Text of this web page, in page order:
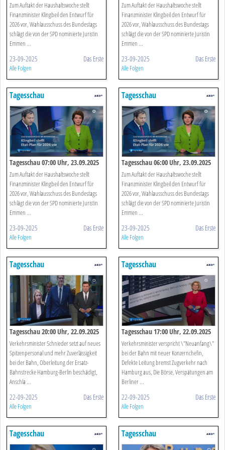
Zum Auftakt der Haushaltswoche stellt
Finanzminister Klingbeil den Entwurf für
2026 vor, Wahlausschuss des Bundestags
schlägt die von der SPD nominierte Juristin
Emmen ...
23-09-2025 Das Erste
Alle Folgen
Zum Auftakt der Haushaltswoche stellt
Finanzminister Klingbeil den Entwurf für
2026 vor, Wahlausschuss des Bundestags
schlägt die von der SPD nominierte Juristin
Emmen ...
23-09-2025 Das Erste
Alle Folgen
Tagesschau
Tagesschau 07:00 Uhr, 23.09.2025
Zum Auftakt der Haushaltswoche stellt
Finanzminister Klingbeil den Entwurf für
2026 vor, Wahlausschuss des Bundestags
schlägt die von der SPD nominierte Juristin
Emmen ...
23-09-2025 Das Erste
Alle Folgen
Tagesschau
Tagesschau 06:00 Uhr, 23.09.2025
Zum Auftakt der Haushaltswoche stellt
Finanzminister Klingbeil den Entwurf für
2026 vor, Wahlausschuss des Bundestags
schlägt die von der SPD nominierte Juristin
Emmen ...
23-09-2025 Das Erste
Alle Folgen
Tagesschau
Tagesschau 20:00 Uhr, 22.09.2025
Verkehrsminister Schnieder setzt auf neues
Spitzenpersonal und mehr Zuverlässigkeit
bei der Bahn, Oberleitung der Ersatz-
Bahnstrecke Hamburg-Berlin beschädigt,
Anschla ...
22-09-2025 Das Erste
Alle Folgen
Tagesschau
Tagesschau 17:00 Uhr, 22.09.2025
Verkehrsminister verspricht \"Neuanfang\"
bei der Bahn mit neuer Konzernchefin,
Defekte Leitung bremst Zugverkehr nach
Hamburg aus, Die Börse, Verspätungen am
Berliner ...
22-09-2025 Das Erste
Alle Folgen
Tagesschau Tagesschau